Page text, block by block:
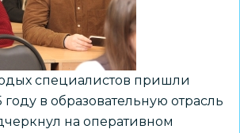
специалистов пришли
году в образовательную отрасль
на оперативном